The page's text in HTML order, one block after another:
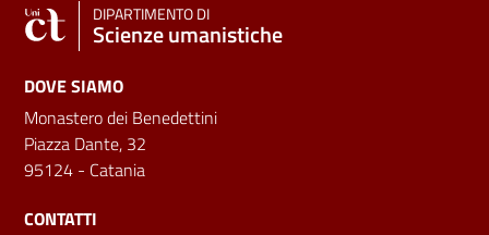
DIPARTIMENTO DI
Scienze umanistiche
DOVE SIAMO
Monastero dei Benedettini
Piazza Dante, 32
95124 - Catania
CONTATTI